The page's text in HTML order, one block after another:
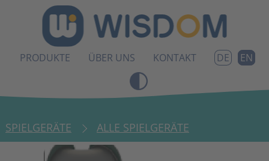
PRODUKTE ÜBER UNS KONTAKT DE EN
SPIELGERÄTE ALLE SPIELGERÄTE